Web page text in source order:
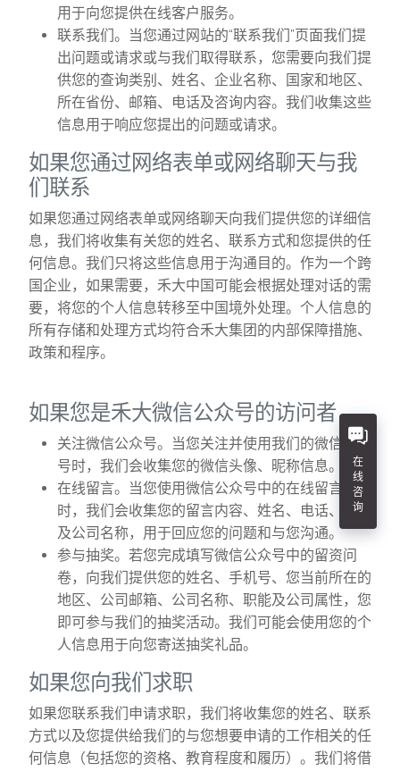
用于向您提供在线客户服务。
联系我们。当您通过网站的“联系我们”页面我们提
出问题或请求或与我们取得联系，您需要向我们提
供您的查询类别、姓名、企业名称、国家和地区、
所在省份、邮箱、电话及咨询内容。我们收集这些
信息用于响应您提出的问题或请求。
如果您通过网络表单或网络聊天与我
们联系
如果您通过网络表单或网络聊天向我们提供您的详细信
息，我们将收集有关您的姓名、联系方式和您提供的任
何信息。我们只将这些信息用于沟通目的。作为一个跨
国企业，如果需要，禾大中国可能会根据处理对话的需
要，将您的个人信息转移至中国境外处理。个人信息的
所有存储和处理方式均符合禾大集团的内部保障措施、
政策和程序。
如果您是禾大微信公众号的访问者
关注微信公众号。当您关注并使用我们的微信公众
号时，我们会收集您的微信头像、昵称信息。
在线留言。当您使用微信公众号中的在线留言功能
时，我们会收集您的留言内容、姓名、电话、邮箱
及公司名称，用于回应您的问题和与您沟通。
参与抽奖。若您完成填写微信公众号中的留资问
卷，向我们提供您的姓名、手机号、您当前所在的
地区、公司邮箱、公司名称、职能及公司属性，您
即可参与我们的抽奖活动。我们可能会使用您的个
人信息用于向您寄送抽奖礼品。
如果您向我们求职
如果您联系我们申请求职，我们将收集您的姓名、联系
方式以及您提供给我们的与您想要申请的工作相关的任
何信息（包括您的资格、教育程度和履历）。我们将借
在
线
咨
询